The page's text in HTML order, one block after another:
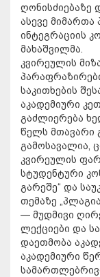
ღონისძიებაზე
ასევე
ინტეგრაციის
მახაშვილმა.
კვირეულის
საკითხების
აკადემიური
გაძლიერება
წელს მთავარი
გამოსავალია,
კვირეულის
სტუდენტური
გარეშე“ და
თემაზე
— მუდმივი
ლექციები და
დაეთმობა
აკადემიური